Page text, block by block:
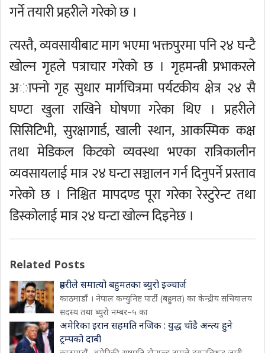
गर्ने तयारी प्रहरीले गरेको छ ।
त्यस्तै, व्यवसायीबाट माग भएमा भक्तपुरमा पनि २४ घन्टै
खोल्न गृहले पत्राचार गरेको छ । गृहमन्त्री प्रभाकरले
अाफ्नो गृह सुधार मार्गचित्रमा पर्यटकीय क्षेत्र २४ सै
घण्टा खुला राखिने घोषणा गरेका थिए । प्रहरीले
सिसिटिभी, सुरक्षागार्ड, खाली स्थान, आकस्मिक कक्ष
तथा मेडिकल किटको व्यवस्था भएका रात्रिकालीन
व्यवसायलाई मात्र २४ घन्टा सञ्चालन गर्न दिनुपर्ने प्रस्ताव
गरेको छ । निश्चित मापदण्ड पूरा गरेका रेस्टुरेन्ट तथा
डिस्कोलाई मात्र २४ घन्टा खोल्न दिइनेछ ।
Related Posts
प्रहरीले समात्यो बहुमतका ब्युरो इञ्चार्ज
काठमाडौं । नेपाल कम्युनिष्ट पार्टी (बहुमत) का केन्द्रीय सचिवालय
सदस्य तथा ब्युरो नम्बर–५ का
अमेरिका इरान सहमति नजिक : युद्ध चाँडै अन्त्य हुने
ट्रम्पको दाबी